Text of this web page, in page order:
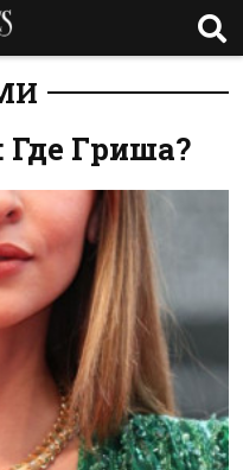
Гриша?